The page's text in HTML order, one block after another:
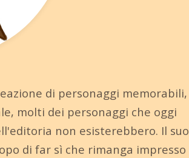
di personaggi memorabili,
molti dei personaggi che oggi
non esisterebbero. Il suo
di far sì che rimanga impresso